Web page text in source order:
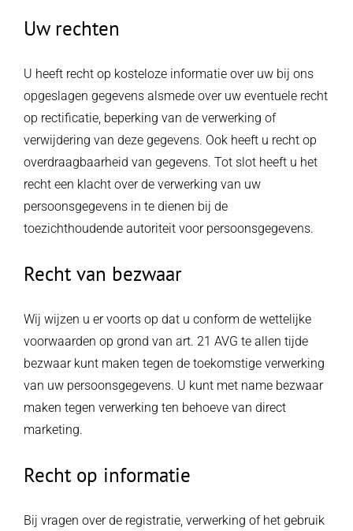
Uw rechten
U heeft recht op kosteloze informatie over uw bij ons
opgeslagen gegevens alsmede over uw eventuele recht
op rectificatie, beperking van de verwerking of
verwijdering van deze gegevens. Ook heeft u recht op
overdraagbaarheid van gegevens. Tot slot heeft u het
recht een klacht over de verwerking van uw
persoonsgegevens in te dienen bij de
toezichthoudende autoriteit voor persoonsgegevens.
Recht van bezwaar
Wij wijzen u er voorts op dat u conform de wettelijke
voorwaarden op grond van art. 21 AVG te allen tijde
bezwaar kunt maken tegen de toekomstige verwerking
van uw persoonsgegevens. U kunt met name bezwaar
maken tegen verwerking ten behoeve van direct
marketing.
Recht op informatie
Bij vragen over de registratie, verwerking of het gebruik